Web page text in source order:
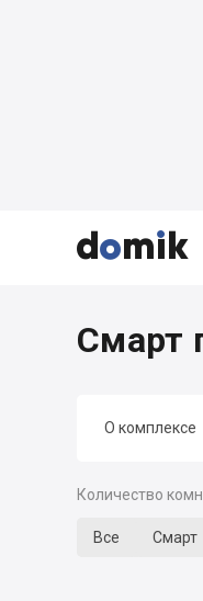



О комплексе
Смарт
Количество
Все Смарт